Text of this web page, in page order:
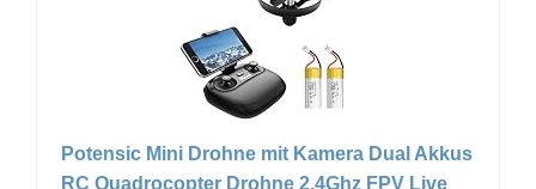
Potensic Mini Drohne mit Kamera Dual Akkus
RC Quadrocopter Drohne 2.4Ghz FPV Live